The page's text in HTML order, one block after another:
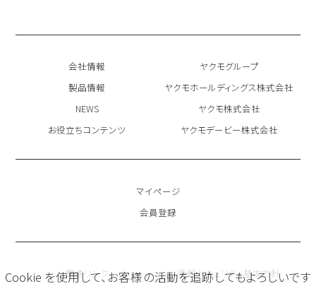
会社情報
製品情報
NEWS
お役立ちコンテンツ
ヤクモグループ
ヤクモホールディングス株式会社
ヤクモ株式会社
ヤクモデービー株式会社
マイページ
会員登録
関連リンク
情報セキュリティ基本方針
Cookie を使用して、お客様の活動を追跡してもよろしいです